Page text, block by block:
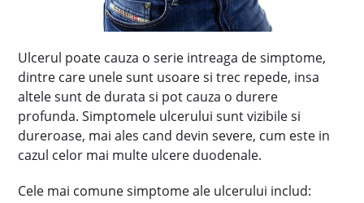
Ulcerul poate cauza o serie intreaga de simptome,
dintre care unele sunt usoare si trec repede, insa
altele sunt de durata si pot cauza o durere
profunda. Simptomele ulcerului sunt vizibile si
dureroase, mai ales cand devin severe, cum este in
cazul celor mai multe ulcere duodenale.
Cele mai comune simptome ale ulcerului includ: